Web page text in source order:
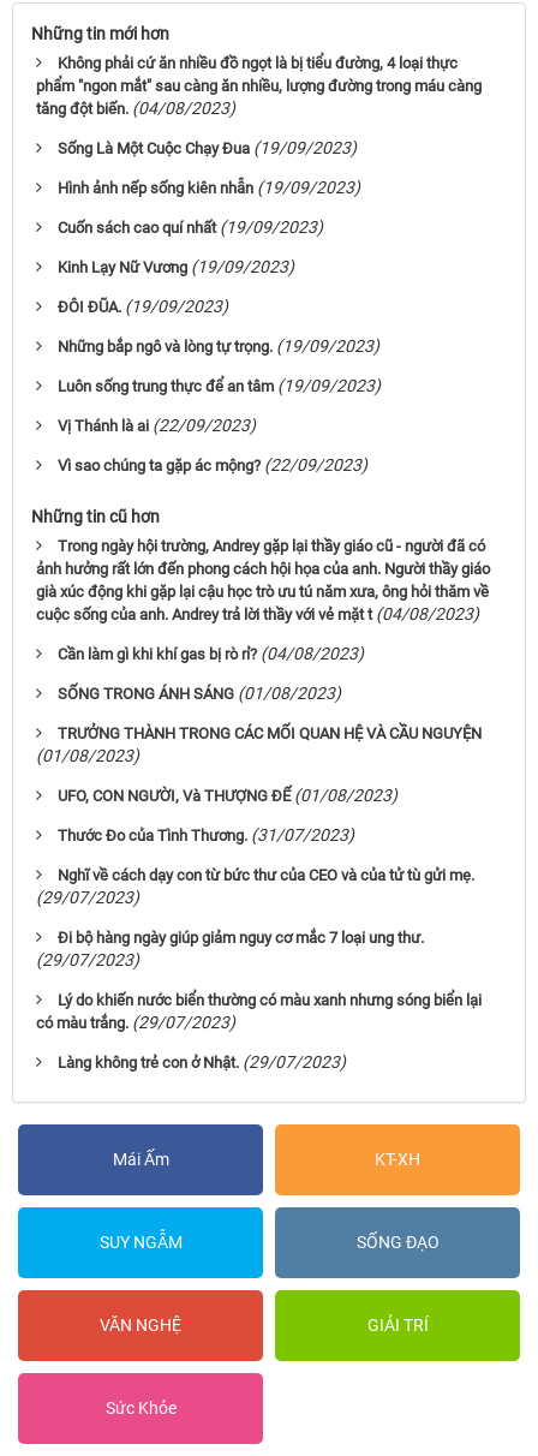
Những tin mới hơn
Không phải cứ ăn nhiều đồ ngọt là bị tiểu đường, 4 loại thực
phẩm "ngon mắt" sau càng ăn nhiều, lượng đường trong máu càng
tăng đột biến. (04/08/2023)
Sống Là Một Cuộc Chạy Ðua (19/09/2023)
Hình ảnh nếp sống kiên nhẫn (19/09/2023)
Cuốn sách cao quí nhất (19/09/2023)
Kinh Lạy Nữ Vương (19/09/2023)
ĐÔI ĐŨA. (19/09/2023)
Những bắp ngô và lòng tự trọng. (19/09/2023)
Luôn sống trung thực để an tâm (19/09/2023)
Vị Thánh là ai (22/09/2023)
Vì sao chúng ta gặp ác mộng? (22/09/2023)
Những tin cũ hơn
Trong ngày hội trường, Andrey gặp lại thầy giáo cũ - người đã có
ảnh hưởng rất lớn đến phong cách hội họa của anh. Người thầy giáo
già xúc động khi gặp lại cậu học trò ưu tú năm xưa, ông hỏi thăm về
cuộc sống của anh. Andrey trả lời thầy với vẻ mặt t (04/08/2023)
Cần làm gì khi khí gas bị rò rỉ? (04/08/2023)
SỐNG TRONG ÁNH SÁNG (01/08/2023)
TRƯỞNG THÀNH TRONG CÁC MỐI QUAN HỆ VÀ CẦU NGUYỆN
(01/08/2023)
UFO, CON NGƯỜI, Và THƯỢNG ĐẾ (01/08/2023)
Thước Đo của Tình Thương. (31/07/2023)
Nghĩ về cách dạy con từ bức thư của CEO và của tử tù gửi mẹ.
(29/07/2023)
Đi bộ hàng ngày giúp giảm nguy cơ mắc 7 loại ung thư.
(29/07/2023)
Lý do khiến nước biển thường có màu xanh nhưng sóng biển lại
có màu trắng. (29/07/2023)
Làng không trẻ con ở Nhật. (29/07/2023)
Mái Ấm KT-XH
SUY NGẪM SỐNG ĐẠO
VĂN NGHỆ GIẢI TRÍ
Sức Khỏe